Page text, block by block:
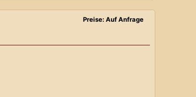
Preise: Auf Anfrage